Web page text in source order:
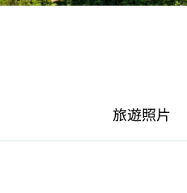
旅遊照片